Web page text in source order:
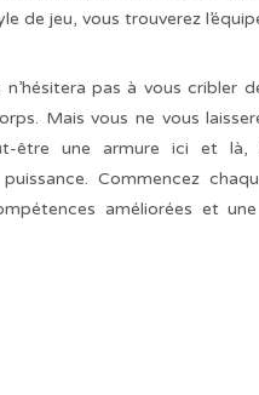
de jeu, vous trouverez
n’hésitera pas à vous cribler
Mais vous ne vous
être une armure ici et là,
Commencez
améliorées et